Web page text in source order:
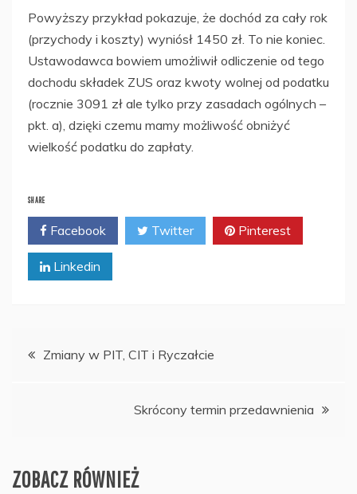
Powyższy przykład pokazuje, że dochód za cały rok
(przychody i koszty) wyniósł 1450 zł. To nie koniec.
Ustawodawca bowiem umożliwił odliczenie od tego
dochodu składek ZUS oraz kwoty wolnej od podatku
(rocznie 3091 zł ale tylko przy zasadach ogólnych –
pkt. a), dzięki czemu mamy możliwość obniżyć
wielkość podatku do zapłaty.
SHARE
Facebook Twitter Pinterest
Linkedin
Nawigacja
Zmiany w PIT, CIT i Ryczałcie
Skrócony termin przedawnienia
ZOBACZ RÓWNIEŻ